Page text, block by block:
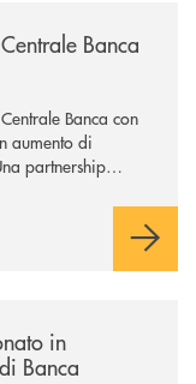
Banca
Banca con
aumento di
partnership
l’offerta e
in
Banca